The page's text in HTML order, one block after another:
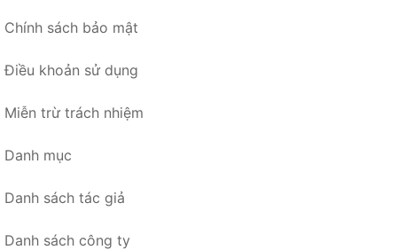
Chính sách bảo mật
Điều khoản sử dụng
Miễn trừ trách nhiệm
Danh mục
Danh sách tác giả
Danh sách công ty